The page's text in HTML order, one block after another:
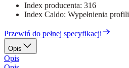
Index producenta: 316
Index Caldo: Wypełnienia profili
Przewiń do pełnej specyfikacji
Opis
Opis